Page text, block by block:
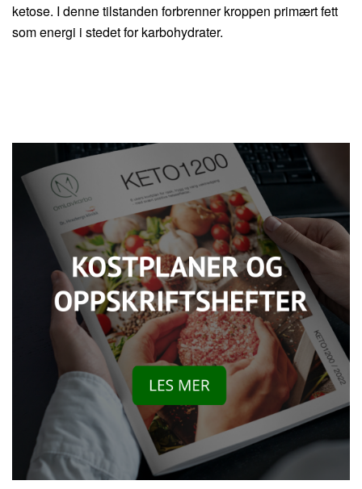
ketose. I denne tilstanden forbrenner kroppen primært fett
som energi i stedet for karbohydrater.